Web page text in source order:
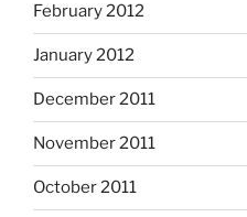
February 2012
January 2012
December 2011
November 2011
October 2011